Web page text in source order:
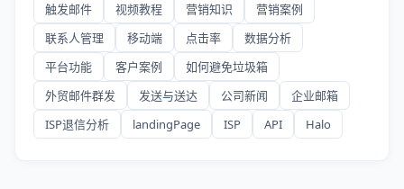
触发邮件
视频教程 营销知识
营销案例
联系人管理
移动端 点击率
数据分析
平台功能
客户案例
如何避免垃圾箱
外贸邮件群发
发送与送达 公司新闻
企业邮箱
ISP退信分析
landingPage ISP API Halo